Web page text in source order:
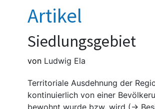
Artikel
Siedlungsgebiet